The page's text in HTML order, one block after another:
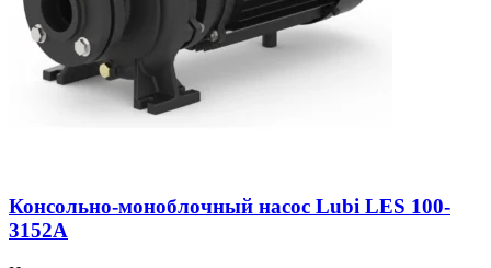
Консольно-моноблочный насос Lubi LES 100-
3152A